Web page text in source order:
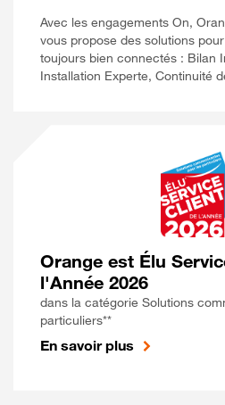
Avec les engagements On,
vous propose des solutions
toujours bien connectés : Bilan
Installation Experte, Continuité
Orange est Élu
l'Année 2026
dans la catégorie Solutions
particuliers**
En savoir plus